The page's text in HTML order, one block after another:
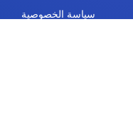
سياسة الخصوصية